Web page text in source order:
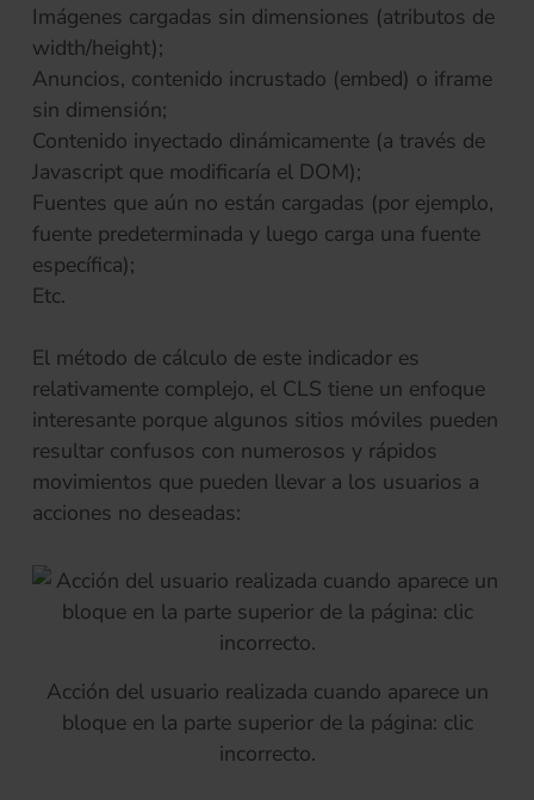
Imágenes cargadas sin dimensiones (atributos de
width/height);
Anuncios, contenido incrustado (embed) o iframe
sin dimensión;
Contenido inyectado dinámicamente (a través de
Javascript que modificaría el DOM);
Fuentes que aún no están cargadas (por ejemplo,
fuente predeterminada y luego carga una fuente
específica);
Etc.
El método de cálculo de este indicador es
relativamente complejo, el CLS tiene un enfoque
interesante porque algunos sitios móviles pueden
resultar confusos con numerosos y rápidos
movimientos que pueden llevar a los usuarios a
acciones no deseadas:
Acción del usuario realizada cuando aparece un
bloque en la parte superior de la página: clic
incorrecto.